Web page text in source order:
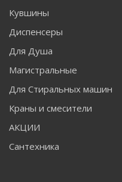
Кувшины
Диспенсеры
Для Душа
Магистральные
Для Стиральных машин
Краны и смесители
АКЦИИ
Сантехника